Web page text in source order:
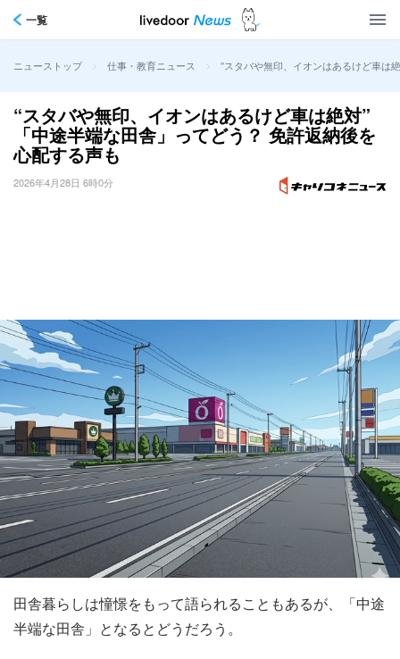
一覧
ニューストップ > 仕事・教育ニュース > “スタバや無印、イオンはあるけど車は
“スタバや無印、イオンはあるけど車は絶対”
「中途半端な田舎」ってどう？ 免許返納後を
心配する声も
2026年4月28日 6時0分
田舎暮らしは憧憬をもって語られることもあるが、「中途
半端な田舎」となるとどうだろう。